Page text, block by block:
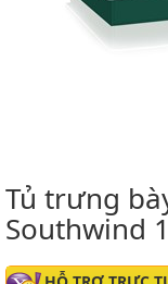
Tủ trưng
Southwind